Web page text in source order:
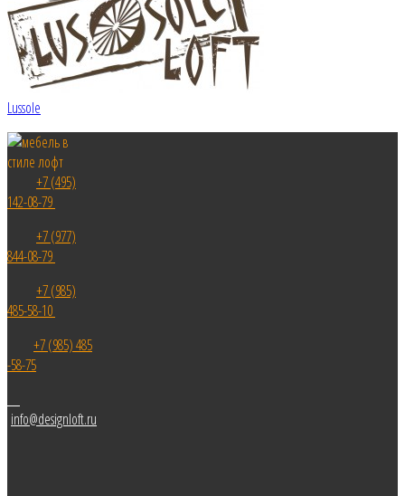
Lussole
+7 (495)
142-08-79
+7 (977)
844-08-79
+7 (985)
485-58-10
+7 (985) 485
-58-75
info@designloft.ru